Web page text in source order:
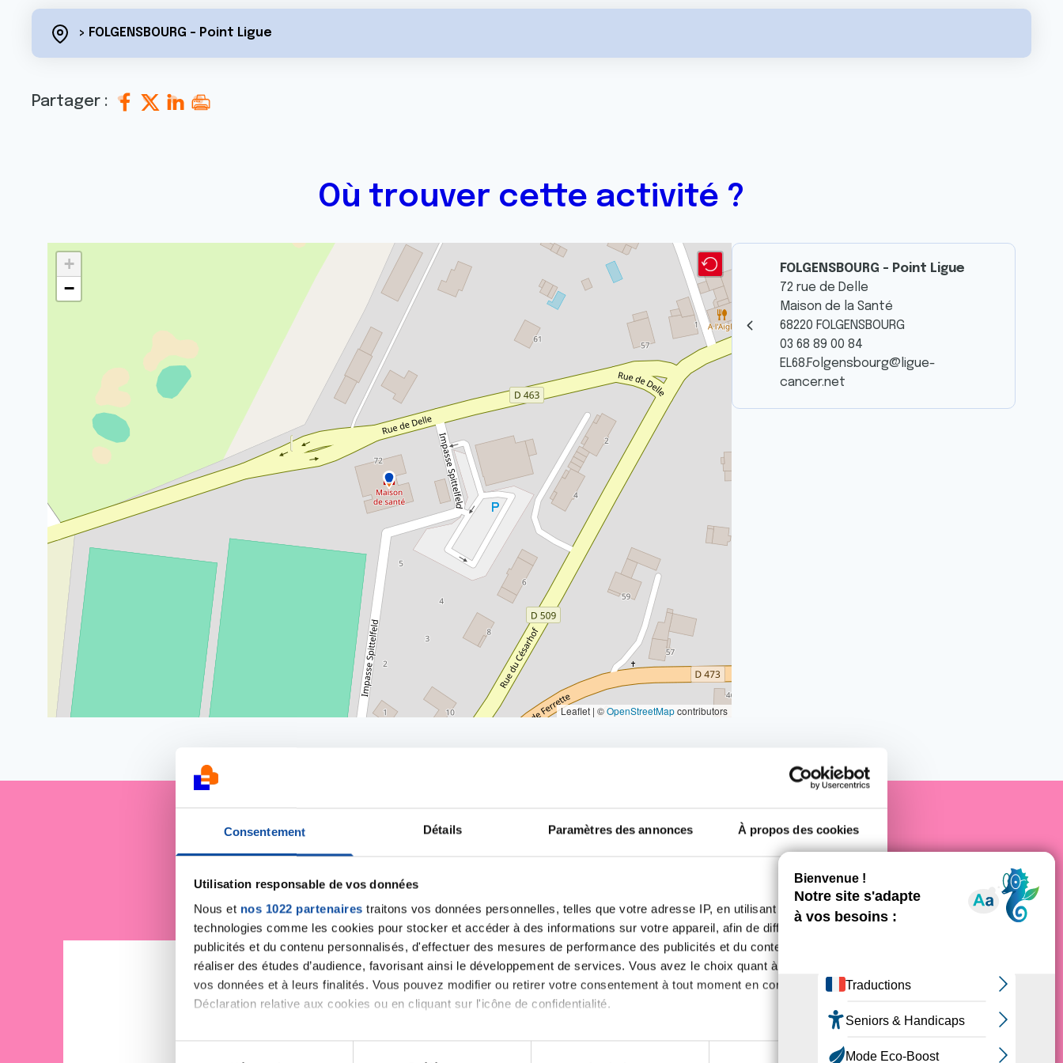
Consentement Détails Paramètres des annonces À propos des cookies
Utilisation responsable de vos données
Nous et nos 1022 partenaires traitons vos données personnelles, telles que votre adresse IP, en utilisant des
technologies comme les cookies pour stocker et accéder à des informations sur votre appareil, afin de diffuser des
publicités et du contenu personnalisés, d'effectuer des mesures de performance des publicités et du contenu, ainsi que de
réaliser des études d’audience, favorisant ainsi le développement de services. Vous avez le choix quant à l'utilisation de
vos données et à leurs finalités. Vous pouvez modifier ou retirer votre consentement à tout moment en consultant la
Déclaration relative aux cookies ou en cliquant sur l'icône de confidentialité.
Si vous le permettez, nous aimerions également :
> FOLGENSBOURG - Point Ligue
Partager :
Où trouver cette activité ?
+
−
Leaflet | ©OpenStreetMapcontributors
FOLGENSBOURG - Point Ligue
72 rue de Delle
Maison de la Santé
68220 FOLGENSBOURG
03 68 89 00 84
EL68.Folgensbourg@ligue-
cancer.net
Je soutiensla Ligue contre le cancer